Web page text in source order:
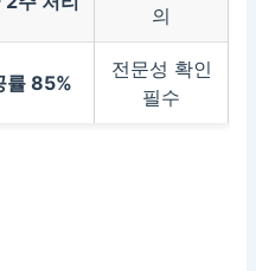
의
률 85%
전문성 확인
필수